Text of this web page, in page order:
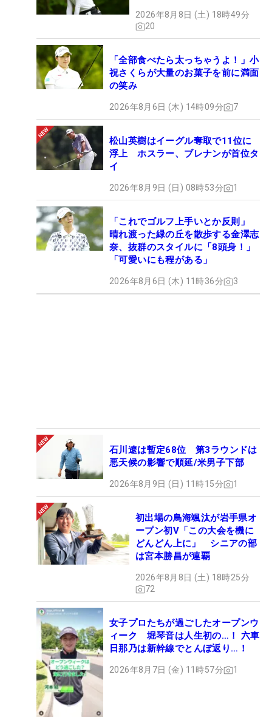
2026年8月8日 (土) 18時49分
20
「全部食べたら太っちゃうよ！」小
祝さくらが大量のお菓子を前に満面
の笑み
2026年8月6日 (木) 14時09分 7
松山英樹はイーグル奪取で11位に
浮上 ホスラー、ブレナンが首位タ
イ
2026年8月9日 (日) 08時53分 1
「これでゴルフ上手いとか反則」
晴れ渡った緑の丘を散歩する金澤志
奈、抜群のスタイルに「8頭身！」
「可愛いにも程がある」
2026年8月6日 (木) 11時36分 3
石川遼は暫定68位 第3ラウンドは
悪天候の影響で順延/米男子下部
2026年8月9日 (日) 11時15分 1
初出場の鳥海颯汰が岩手県オ
ープン初V「この大会を機に
どんどん上に」 シニアの部
は宮本勝昌が連覇
2026年8月8日 (土) 18時25分
72
女子プロたちが過ごしたオープンウ
ィーク 堀琴音は人生初の…！ 六車
日那乃は新幹線でとんぼ返り…！
2026年8月7日 (金) 11時57分 1